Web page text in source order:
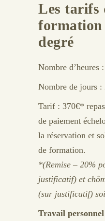
Les tarifs
formation
degré
Nombre d’heures
Nombre de jours :
Tarif : 370€*
de paiement
la réservation et
de formation.
*(Remise – 20%
justificatif) et
(sur justificatif)
Travail